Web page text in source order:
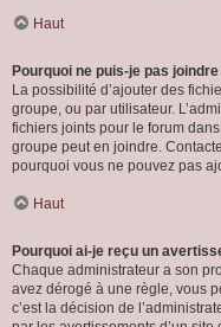
Haut
Pourquoi ne puis-je pas
La possibilité d’ajouter des
groupe, ou par utilisateur.
fichiers joints pour le forum
groupe peut en joindre.
pourquoi vous ne pouvez pas
Haut
Pourquoi ai-je reçu un
Chaque administrateur a son
avez dérogé à une règle, vous
c’est la décision de